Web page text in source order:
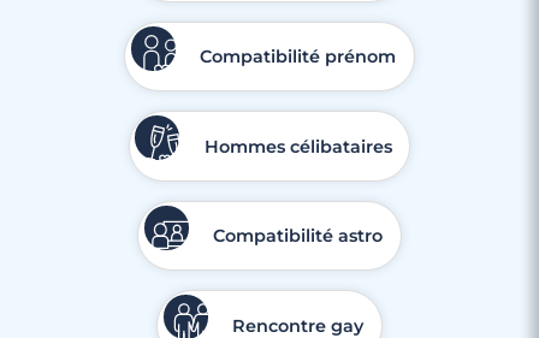
Compatibilité prénom
Hommes célibataires
Compatibilité astro
Rencontre gay